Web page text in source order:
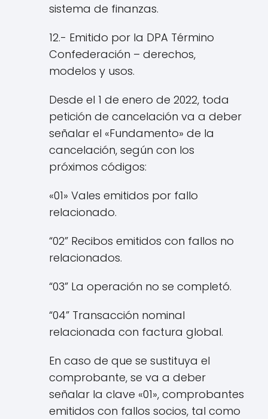
sistema de finanzas.
12.- Emitido por la DPA Término
Confederación – derechos,
modelos y usos.
Desde el 1 de enero de 2022, toda
petición de cancelación va a deber
señalar el «Fundamento» de la
cancelación, según con los
próximos códigos:
«01» Vales emitidos por fallo
relacionado.
“02” Recibos emitidos con fallos no
relacionados.
“03” La operación no se completó.
“04” Transacción nominal
relacionada con factura global.
En caso de que se sustituya el
comprobante, se va a deber
señalar la clave «01», comprobantes
emitidos con fallos socios, tal como